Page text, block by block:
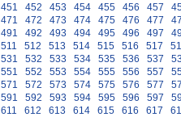
451 452 453 454 455 456 457
471 472 473 474 475 476 477
491 492 493 494 495 496 497
511 512 513 514 515 516 517
531 532 533 534 535 536 537
551 552 553 554 555 556 557
571 572 573 574 575 576 577
591 592 593 594 595 596 597
611 612 613 614 615 616 617